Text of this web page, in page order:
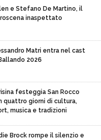
e Stefano De Martino, il
inaspettato
Matri entra nel cast
2026
festeggia San Rocco
quattro giorni di cultura,
musica e tradizioni
Brock rompe il silenzio e